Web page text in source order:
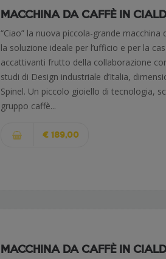
MACCHINA DA CAFFÈ IN
“Ciao” la nuova piccola-grande
la soluzione ideale per l’ufficio e per la
accattivanti frutto della collaborazione
studi di Design industriale d’Italia,
Spinel. Un piccolo gioiello di tecnologia,
gruppo caffè...
€ 189,00
MACCHINA DA CAFFÈ IN